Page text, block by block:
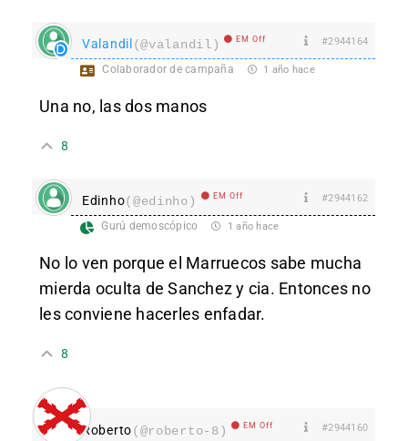
Valandil(@valandil) EM Off #2944164
Colaborador de campaña 1 año hace
Una no, las dos manos
8
Edinho(@edinho) EM Off #2944162
Gurú demoscópico 1 año hace
No lo ven porque el Marruecos sabe mucha
mierda oculta de Sanchez y cia. Entonces no
les conviene hacerles enfadar.
8
Roberto(@roberto-8) EM Off #2944160